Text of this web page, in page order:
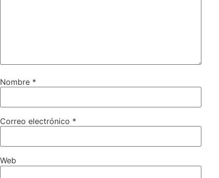
Nombre *
Correo electrónico *
Web